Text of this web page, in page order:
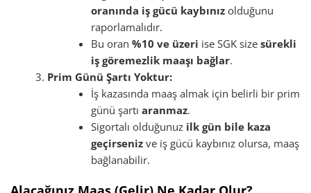
oranında iş gücü kaybınızolduğunu
raporlamalıdır.
Bu oran %10 ve üzeri ise SGK size sürekli
iş göremezlik maaşı bağlar.
Prim Günü Şartı Yoktur:
İş kazasında maaş almak için belirli bir prim
günü şartı aranmaz.
Sigortalı olduğunuz ilk gün bile kaza
geçirsenizve iş gücü kaybınız olursa, maaş
bağlanabilir.